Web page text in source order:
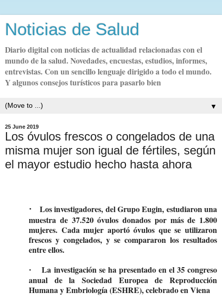
Noticias de Salud
Diario digital con noticias de actualidad relacionadas con el
mundo de la salud. Novedades, encuestas, estudios, informes,
entrevistas. Con un sencillo lenguaje dirigido a todo el mundo.
Y algunos consejos turísticos para pasarlo bien
▼
25 June 2019
Los óvulos frescos o congelados de una
misma mujer son igual de fértiles, según
el mayor estudio hecho hasta ahora
·
Los investigadores, del Grupo Eugin, estudiaron una
muestra de 37.520 óvulos donados por más de 1.800
mujeres. Cada mujer aportó óvulos que se utilizaron
frescos y congelados, y se compararon los resultados
entre ellos.
·
La investigación se ha presentado en el 35 congreso
anual de la Sociedad Europea de Reproducción
Humana y Embriología (ESHRE), celebrado en Viena